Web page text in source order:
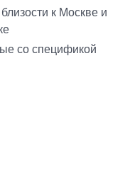
к Москве и
со спецификой